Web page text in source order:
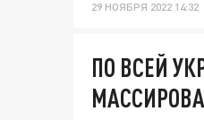
29 НОЯБРЯ 2022 14:32
ПО ВСЕЙ